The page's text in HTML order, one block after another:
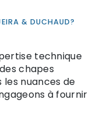
& DUCHAUD?
technique
chapes
les nuances de
à fournir